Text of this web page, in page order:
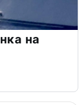
на